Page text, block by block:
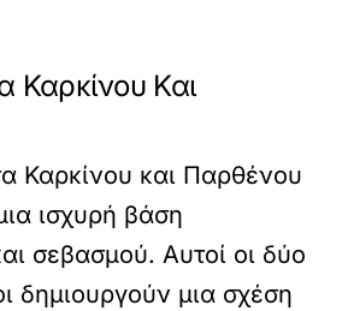
Καρκίνου Και
Καρκίνου και Παρθένου
ισχυρή βάση
σεβασμού. Αυτοί οι δύο
δημιουργούν μια σχέση